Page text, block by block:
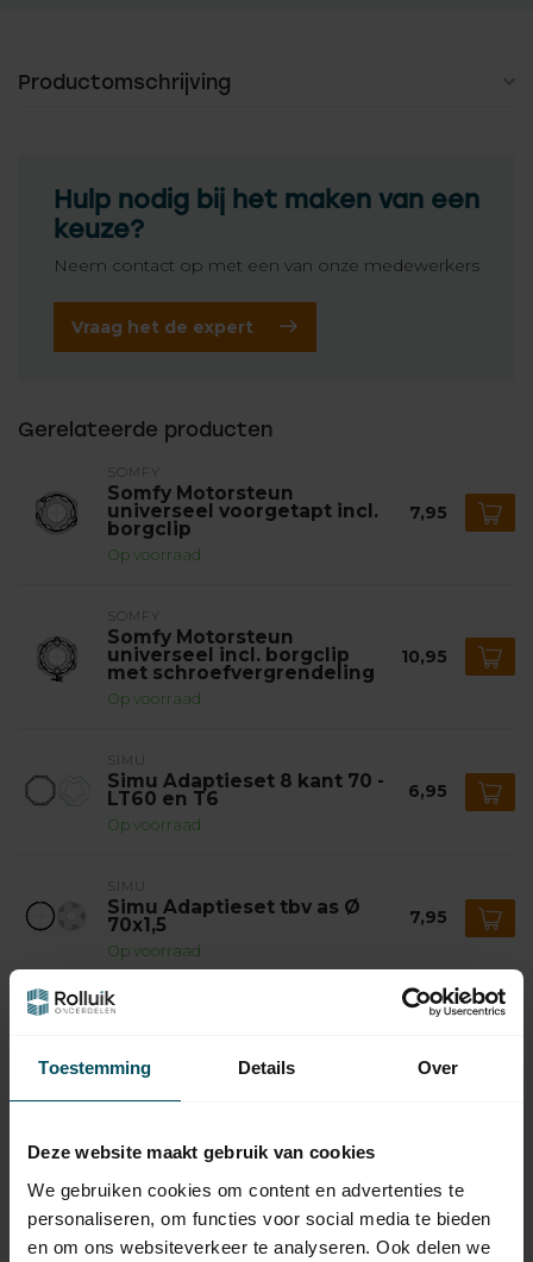
Toestemming Details Over
Deze website maakt gebruik van cookies
We gebruiken cookies om content en advertenties te
personaliseren, om functies voor social media te bieden
en om ons websiteverkeer te analyseren. Ook delen we
Productomschrijving
Hulp nodig bij het maken van een
keuze?
Neem contact op met een van onze medewerkers
Vraag het de expert
Gerelateerde producten
SOMFY
Somfy Motorsteun
universeel voorgetapt incl.
borgclip
Op voorraad
7,95
SOMFY
Somfy Motorsteun
universeel incl. borgclip
met schroefvergrendeling
Op voorraad
10,95
SIMU
Simu Adaptieset 8 kant 70 -
LT60 en T6
Op voorraad
6,95
SIMU
Simu Adaptieset tbv as Ø
70x1,5
Op voorraad
7,95
SOMFY
Op voorraad
Somfy Meenemer Ø 78 mm
LT60
Op voorraad